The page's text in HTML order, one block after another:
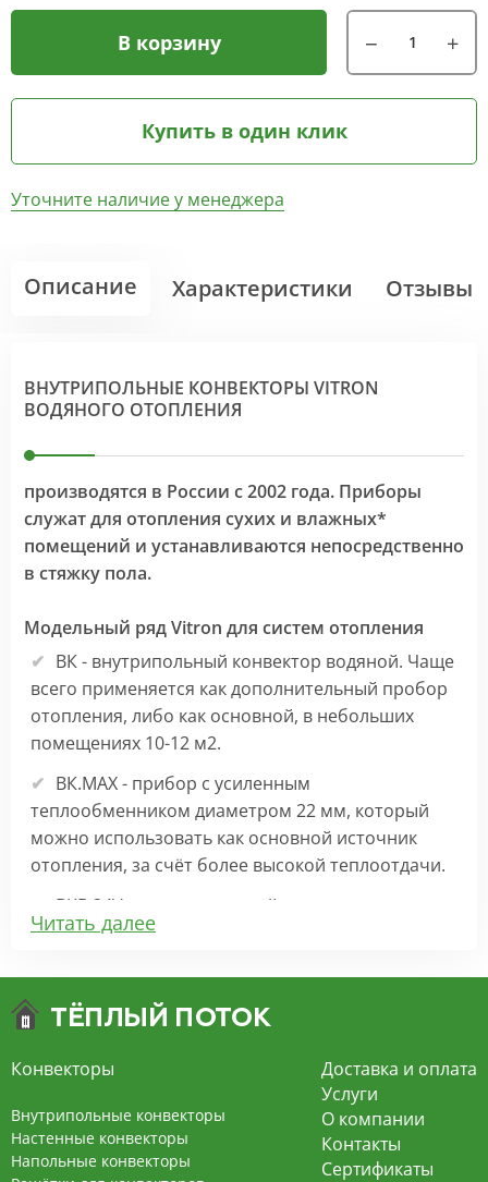
В корзину
Купить в один клик
Уточните наличие у менеджера
Описание Характеристики Отзывы
ВНУТРИПОЛЬНЫЕ КОНВЕКТОРЫ VITRON
ВОДЯНОГО ОТОПЛЕНИЯ
производятся в России с 2002 года. Приборы
служат для отопления сухих и влажных*
помещений и устанавливаются непосредственно
в стяжку пола.
Модельный ряд Vitron для систем отопления
ВК - внутрипольный конвектор водяной. Чаще
всего применяется как дополнительный пробор
отопления, либо как основной, в небольших
помещениях 10-12 м2.
ВК.МАХ - прибор с усиленным
теплообменником диаметром 22 мм, который
можно использовать как основной источник
отопления, за счёт более высокой теплоотдачи.
ВКВ 24V – внутрипольный конвектор
отопления с вентилятором на 24В подходит для
экономит электроэнергию и бесшумно работает.
конвекцией на 220В. За счет тангенциального
вентилятора создает принудительную
конвекцию, что позволяет обогревать
помещения большой площади.
Читать далее
Конвекторы
Внутрипольные конвекторы
Настенные конвекторы
Напольные конвекторы
Доставка и оплата
Услуги
О компании
Контакты
Сертификаты